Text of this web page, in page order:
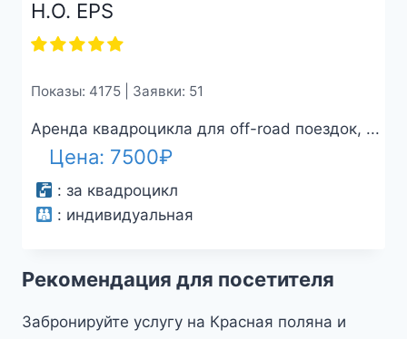
H.O. EPS
Показы: 4175 | Заявки: 51
Аренда квадроцикла для off-road поездок, ...
Цена: 7500₽
: за квадроцикл
: индивидуальная
Рекомендация для посетителя
Забронируйте услугу на Красная поляна и